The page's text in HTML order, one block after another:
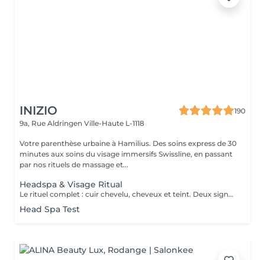
INIZIO
190
9a, Rue Aldringen Ville-Haute L-1118
Votre parenthèse urbaine à Hamilius. Des soins express de 30
minutes aux soins du visage immersifs Swissline, en passant
par nos rituels de massage et...
Headspa & Visage Ritual
Le rituel complet : cuir chevelu, cheveux et teint. Deux signatures suisse-italienne, une cabine privée. Deux heures de bien-être complet, qui réunissent nos deux rituels signatures dans la même cabine privée. La séance s'ouvre par le rituel headspa complet de 90 minutes diagnostic personnalisé du cuir chevelu, protocole en quatre étapes avec Hylis, la marque professionnelle italienne créée à Trévise puis se prolonge par un soin du visage sur mesure avec Swissline, la maison de skincare suisse fondée en 1989, célébrée dans le monde entier pour ses formules à base de collagène dédiées à la longévité de la peau, en exclusivité chez Inizio au Luxembourg. Deux traditions scientifiques, deux collaborations exclusives, un seul moment continu de restauration. La séance se conclut par un brushing soigné. Notre expérience bien-être la plus complète, pensée pour celles et ceux qui souhaitent vraiment sortir du rythme du quotidien. Inclus : rituel headspa Hylis complet, soin du visage Swissline personnalisé, brushing.
Head Spa Test